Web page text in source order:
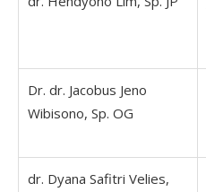
Dr. dr. Jacobus Jeno
Wibisono, Sp. OG
dr. Dyana Safitri Velies,